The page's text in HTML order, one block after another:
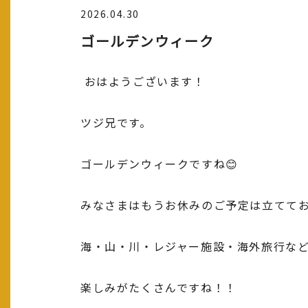
2026.04.30
ゴールデンウィーク
おはようございます！
ツジ兄です。
ゴールデンウィークですね😊
みなさまはもうお休みのご予定は立てて
海・山・川・レジャー施設・海外旅行など
楽しみがたくさんですね！！